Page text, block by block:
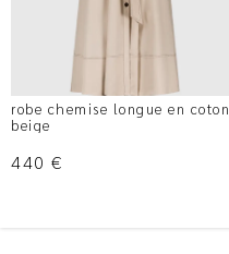
robe chemise longue en coton
beige
440 €